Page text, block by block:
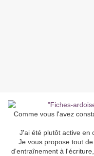
Comme vous l'avez
J'ai été plutôt active en
Je vous propose tout
d'entraînement à